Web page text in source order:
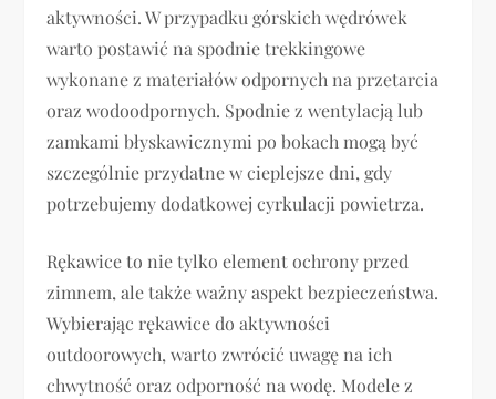
aktywności. W przypadku górskich wędrówek
warto postawić na spodnie trekkingowe
wykonane z materiałów odpornych na przetarcia
oraz wodoodpornych. Spodnie z wentylacją lub
zamkami błyskawicznymi po bokach mogą być
szczególnie przydatne w cieplejsze dni, gdy
potrzebujemy dodatkowej cyrkulacji powietrza.
Rękawice to nie tylko element ochrony przed
zimnem, ale także ważny aspekt bezpieczeństwa.
Wybierając rękawice do aktywności
outdoorowych, warto zwrócić uwagę na ich
chwytność oraz odporność na wodę. Modele z